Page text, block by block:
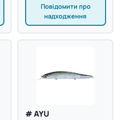
Повідомити про
надходження
# AYU